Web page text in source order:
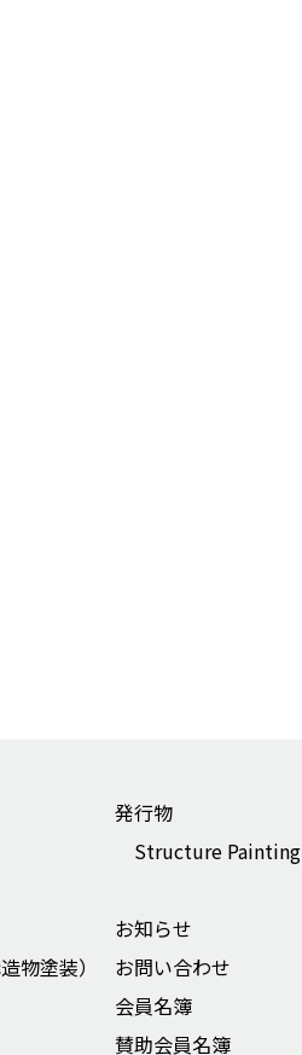
物塗装）
発行物
Structure Painting
お知らせ
お問い合わせ
会員名簿
賛助会員名簿